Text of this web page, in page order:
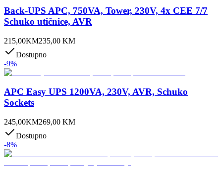
Back-UPS APC, 750VA, Tower, 230V, 4x CEE 7/7
Schuko utičnice, AVR
215,00KM235,00 KM
Dostupno
-9%
APC Easy UPS 1200VA, 230V, AVR, Schuko
Sockets
245,00KM269,00 KM
Dostupno
-8%